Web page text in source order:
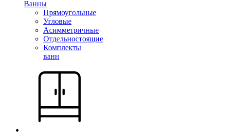
Ванны
Прямоугольные
Угловые
Асимметричные
Отдельностоящие
Комплекты
ванн